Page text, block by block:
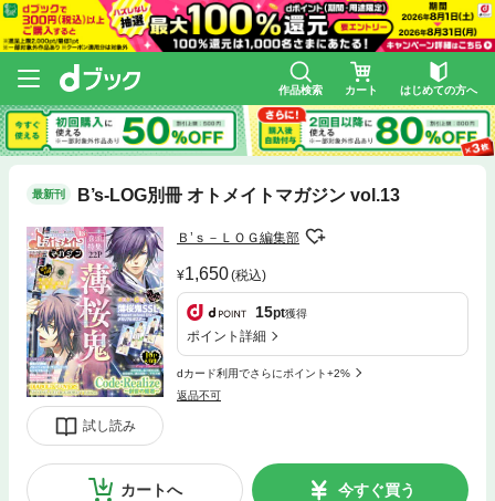
作品検索 カート はじめての方へ
最新刊 B’s-LOG別冊 オトメイトマガジン vol.13
試し読み
Ｂ’ｓ－ＬＯＧ編集部
1,650(税込)
15pt獲得
ポイント詳細
dカード利用でさらにポイント+2%
返品不可
カートへ 今すぐ買う